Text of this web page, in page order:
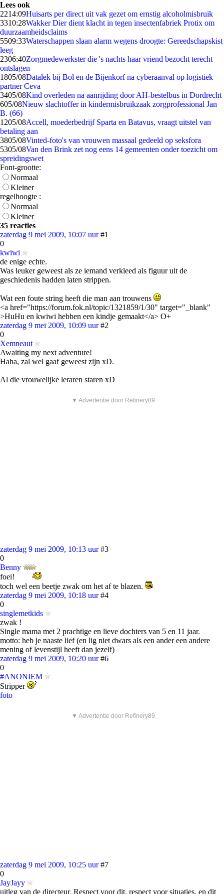
Lees ook
2214:09Huisarts per direct uit vak gezet om ernstig alcoholmisbruik
3310:28Wakker Dier dient klacht in tegen insectenfabriek Protix om
duurzaamheidsclaims
5509:33Waterschappen slaan alarm wegens droogte: Gereedschapskist
leeg
2306:40Zorgmedewerkster die 's nachts haar vriend bezocht terecht
ontslagen
1805/08Datalek bij Bol en de Bijenkorf na cyberaanval op logistiek
partner Ceva
3405/08Kind overleden na aanrijding door AH-bestelbus in Dordrecht
605/08Nieuw slachtoffer in kindermisbruikzaak zorgprofessional Jan
B. (66)
1205/08Accell, moederbedrijf Sparta en Batavus, vraagt uitstel van
betaling aan
3805/08Vinted-foto's van vrouwen massaal gedeeld op seksfora
5305/08Van den Brink zet nog eens 14 gemeenten onder toezicht om
spreidingswet
Font-grootte:
Normaal
Kleiner
regelhoogte :
Normaal
Kleiner
35 reacties
zaterdag 9 mei 2009, 10:07 uur #1
0
kwiwi
de enige echte.
Was leuker geweest als ze iemand verkleed als figuur uit de
geschiedenis hadden laten strippen.
Wat een foute string heeft die man aan trouwens
<a href="https://forum.fok.nl/topic/1321859/1/30" target="_blank"
>HuHu en kwiwi hebben een kindje gemaakt</a> O+
zaterdag 9 mei 2009, 10:09 uur #2
0
Xemneaut
Awaiting my next adventure!
Haha, zal wel gaaf geweest zijn xD.
Al die vrouwelijke leraren staren xD
▼ Advertentie door Refinery89
zaterdag 9 mei 2009, 10:13 uur #3
0
Benny
foei!
toch wel een beetje zwak om het af te blazen.
zaterdag 9 mei 2009, 10:18 uur #4
0
singlemetkids
zwak !
Single mama met 2 prachtige en lieve dochters van 5 en 11 jaar.
motto: heb je naaste lief (en lig niet dwars als een ander een andere
mening of levenstijl heeft dan jezelf)
zaterdag 9 mei 2009, 10:20 uur #6
0
#ANONIEM
Stripper
foto
▼ Advertentie door Refinery89
zaterdag 9 mei 2009, 10:25 uur #7
0
JayJayy
uitleg van de directeur. Respect voor dit, respect voor situaties, en dit